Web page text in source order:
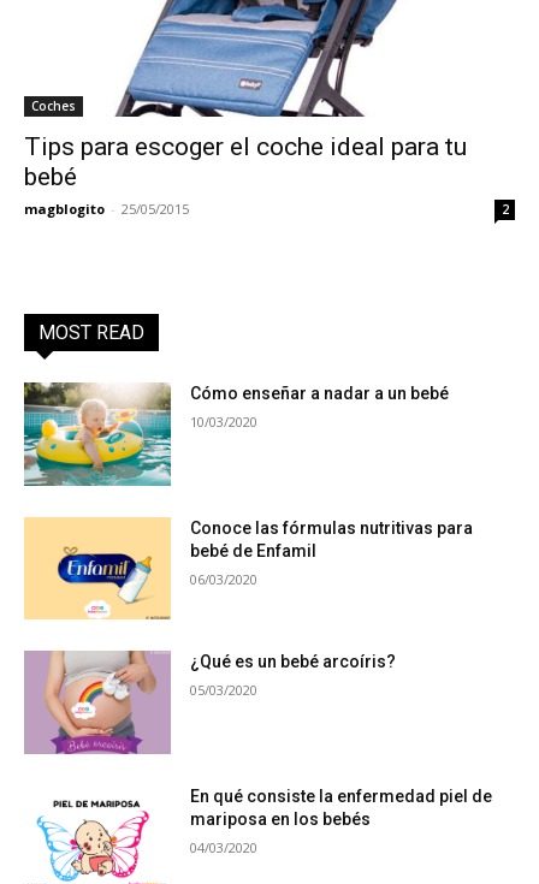
Coches
Tips para escoger el coche ideal para tu
bebé
magblogito - 25/05/2015 2
MOST READ
Cómo enseñar a nadar a un bebé
10/03/2020
Conoce las fórmulas nutritivas para
bebé de Enfamil
06/03/2020
¿Qué es un bebé arcoíris?
05/03/2020
En qué consiste la enfermedad piel de
mariposa en los bebés
04/03/2020